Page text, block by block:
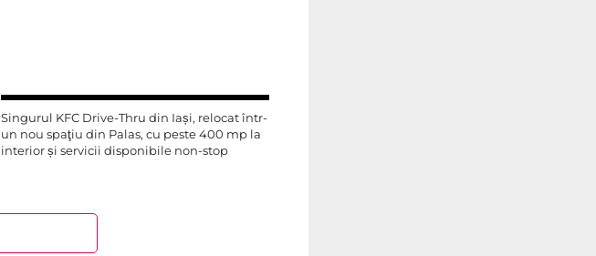
Singurul KFC Drive-Thru din Iași, relocat într-
un nou spaţiu din Palas, cu peste 400 mp la
interior și servicii disponibile non-stop